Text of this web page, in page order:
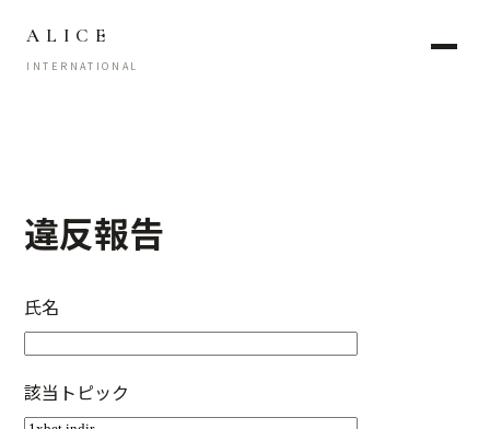
ALICE
INTERNATIONAL
違反報告
氏名
該当トピック